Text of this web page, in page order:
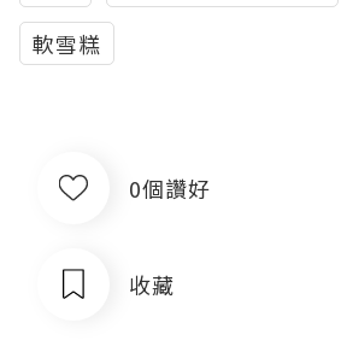
軟雪糕
0個讚好
收藏